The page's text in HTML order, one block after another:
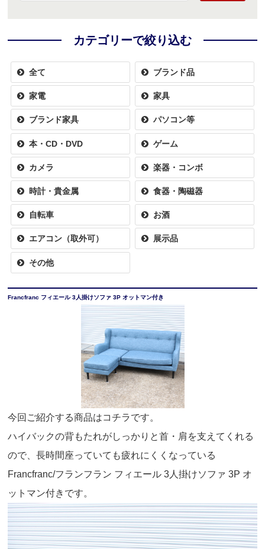
カテゴリーで絞り込む
全て ブランド品
家電 家具
ブランド家具 パソコン等
本・CD・DVD ゲーム
カメラ 楽器・コンボ
時計・貴金属 食器・陶磁器
自転車 お酒
エアコン（取外可） 展示品
その他
Francfranc フィエール 3人掛けソファ 3P オットマン付き
今回ご紹介する商品はコチラです。
ハイバックの背もたれがしっかりと首・肩を支えてくれる
ので、長時間座っていても疲れにくくなっている
Francfranc/フランフラン フィエール 3人掛けソファ 3P オ
ットマン付きです。